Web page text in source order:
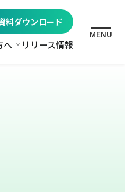
料ダウンロード
へ ご検討中の方へ
リリース情報
MENU